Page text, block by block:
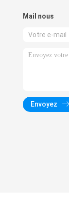
Mail nous
Envoyez